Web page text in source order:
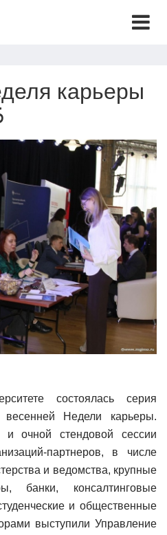
карьеры
состоялась серия
Недели карьеры.
и очной стендовой сессии
партнеров, в числе
и ведомства, крупные
банки, консалтинговые
и общественные
выступили Управление